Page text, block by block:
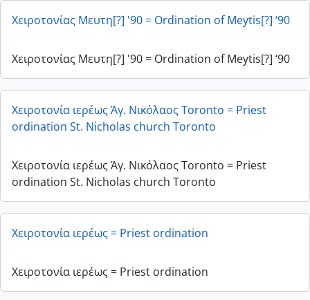
Χειροτονίας Μευτη[?] '90 = Ordination of Meytis[?] ‘90
Χειροτονίας Μευτη[?] '90 = Ordination of Meytis[?] ‘90
Χειροτονία ιερέως Άγ. Νικόλαος Toronto = Priest
ordination St. Nicholas church Toronto
Χειροτονία ιερέως Άγ. Νικόλαος Toronto = Priest
ordination St. Nicholas church Toronto
Χειροτονία ιερέως = Priest ordination
Χειροτονία ιερέως = Priest ordination